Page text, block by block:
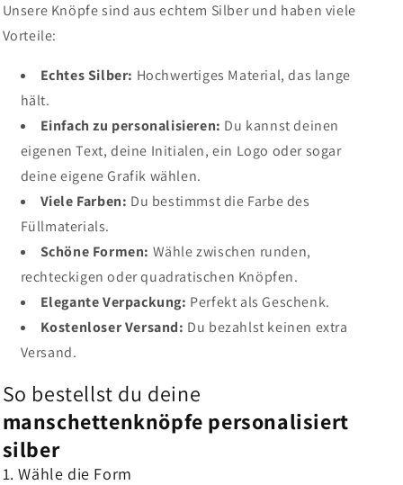
Unsere Knöpfe sind aus echtem Silber und haben viele
Vorteile:
Echtes Silber: Hochwertiges Material, das lange
hält.
Einfach zu personalisieren: Du kannst deinen
eigenen Text, deine Initialen, ein Logo oder sogar
deine eigene Grafik wählen.
Viele Farben: Du bestimmst die Farbe des
Füllmaterials.
Schöne Formen: Wähle zwischen runden,
rechteckigen oder quadratischen Knöpfen.
Elegante Verpackung: Perfekt als Geschenk.
Kostenloser Versand: Du bezahlst keinen extra
Versand.
So bestellst du deine
manschettenknöpfe personalisiert
silber
1. Wähle die Form